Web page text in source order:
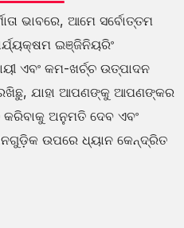
ଭାବରେ, ଆମେ ସର୍ବୋତ୍ତମ
ଇଞ୍ଜିନିୟରିଂ
ଏବଂ କମ-ଖର୍ଚ୍ଚ ଉତ୍ପାଦନ
ରଖିଛୁ, ଯାହା ଆପଣଙ୍କୁ ଆପଣଙ୍କର
କରିବାକୁ ଅନୁମତି ଦେବ ଏବଂ
ଉପରେ ଧ୍ୟାନ କେନ୍ଦ୍ରିତ